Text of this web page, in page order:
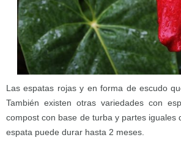
Las espatas rojas y en forma de escudo
También existen otras variedades con
compost con base de turba y partes
espata puede durar hasta 2 meses.